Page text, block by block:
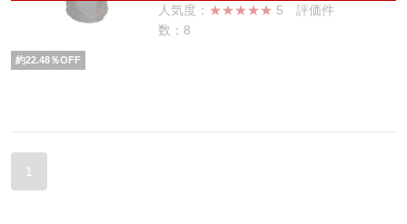
人気度： ★★★★★ 5 評価件
数：8
約22.48％OFF
1